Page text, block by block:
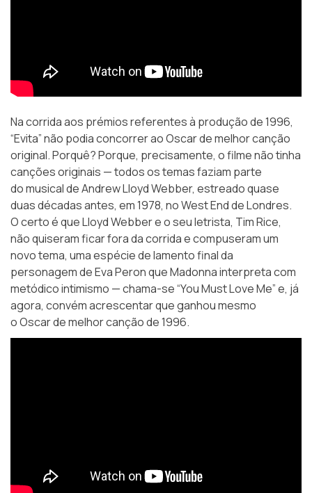
Na corrida aos prémios referentes à produção de 1996,
“Evita” não podia concorrer ao Oscar de melhor canção
original. Porquê? Porque, precisamente, o filme não tinha
canções originais — todos os temas faziam parte
domusicalde Andrew Lloyd Webber, estreado quase
duas décadas antes, em 1978, no West End de Londres.
O certo é que Lloyd Webber e o seu letrista, Tim Rice,
não quiseram ficar fora da corrida e compuseram um
novo tema, uma espécie de lamento final da
personagem de Eva Peron que Madonna interpreta com
metódico intimismo — chama-se “You Must Love Me” e, já
agora, convém acrescentar que ganhou mesmo
oOscarde melhor canção de 1996.